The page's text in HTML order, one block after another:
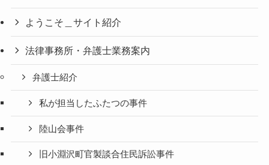
ようこそ＿サイト紹介
法律事務所・弁護士業務案内
弁護士紹介
私が担当したふたつの事件
陸山会事件
旧小淵沢町官製談合住民訴訟事件